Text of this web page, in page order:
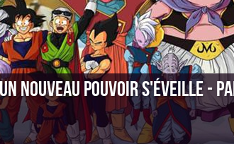
Nouveau Pouvoir S'éveille -